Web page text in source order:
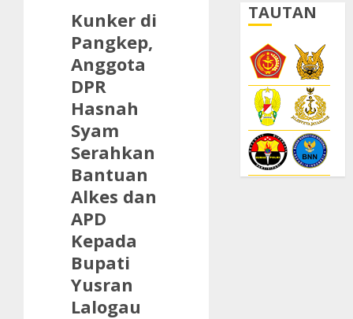
Kunker di
Pangkep,
Anggota
DPR
Hasnah
Syam
Serahkan
Bantuan
Alkes dan
APD
Kepada
Bupati
Yusran
Lalogau
TAUTAN